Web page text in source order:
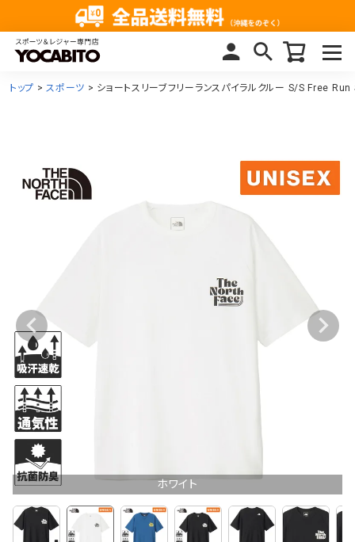
トップ スポーツ ショートスリーブフリーランスパイラルクルー S/S Free
ホワイト